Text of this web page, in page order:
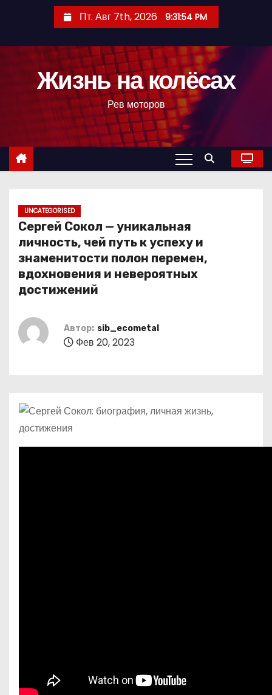
с
Пт. Авг 7th, 2026 9:31:55 PM
Жизнь на колёсах
Рев моторов
UNCATEGORISED
Сергей Сокол — уникальная
личность, чей путь к успеху и
знаменитости полон перемен,
вдохновения и невероятных
достижений
Автор: sib_ecometal
Фев 20, 2023